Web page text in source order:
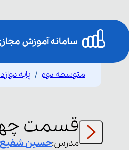
متوسطه دوم پایه
قسمت
مدرس:حسینشفیع